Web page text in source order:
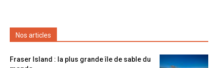
Nos articles
Fraser Island : la plus grande île de sable du